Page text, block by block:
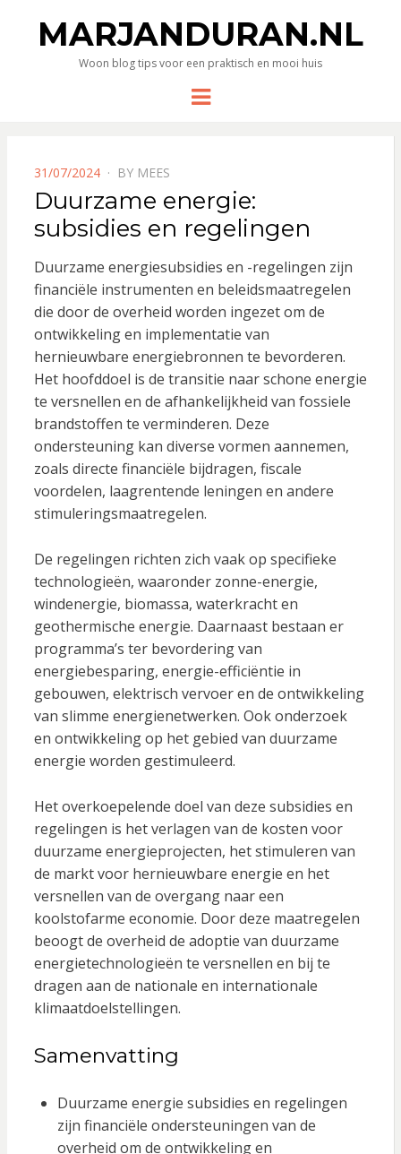
MARJANDURAN.NL
Woon blog tips voor een praktisch en mooi huis
Menu
POSTED
ON
31/07/2024 BY MEES
Duurzame energie:
subsidies en regelingen
Duurzame energiesubsidies en -regelingen zijn
financiële instrumenten en beleidsmaatregelen
die door de overheid worden ingezet om de
ontwikkeling en implementatie van
hernieuwbare energiebronnen te bevorderen.
Het hoofddoel is de transitie naar schone energie
te versnellen en de afhankelijkheid van fossiele
brandstoffen te verminderen. Deze
ondersteuning kan diverse vormen aannemen,
zoals directe financiële bijdragen, fiscale
voordelen, laagrentende leningen en andere
stimuleringsmaatregelen.
De regelingen richten zich vaak op specifieke
technologieën, waaronder zonne-energie,
windenergie, biomassa, waterkracht en
geothermische energie. Daarnaast bestaan er
programma’s ter bevordering van
energiebesparing, energie-efficiëntie in
gebouwen, elektrisch vervoer en de ontwikkeling
van slimme energienetwerken. Ook onderzoek
en ontwikkeling op het gebied van duurzame
energie worden gestimuleerd.
Het overkoepelende doel van deze subsidies en
regelingen is het verlagen van de kosten voor
duurzame energieprojecten, het stimuleren van
de markt voor hernieuwbare energie en het
versnellen van de overgang naar een
koolstofarme economie. Door deze maatregelen
beoogt de overheid de adoptie van duurzame
energietechnologieën te versnellen en bij te
dragen aan de nationale en internationale
klimaatdoelstellingen.
Samenvatting
Duurzame energie subsidies en regelingen
zijn financiële ondersteuningen van de
overheid om de ontwikkeling en